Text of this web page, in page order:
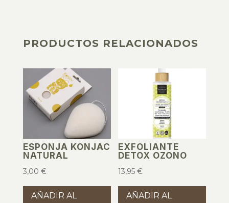
PRODUCTOS RELACIONADOS
ESPONJA KONJAC
NATURAL
3,00 €
AÑADIR AL
EXFOLIANTE
DETOX OZONO
13,95€
AÑADIR AL